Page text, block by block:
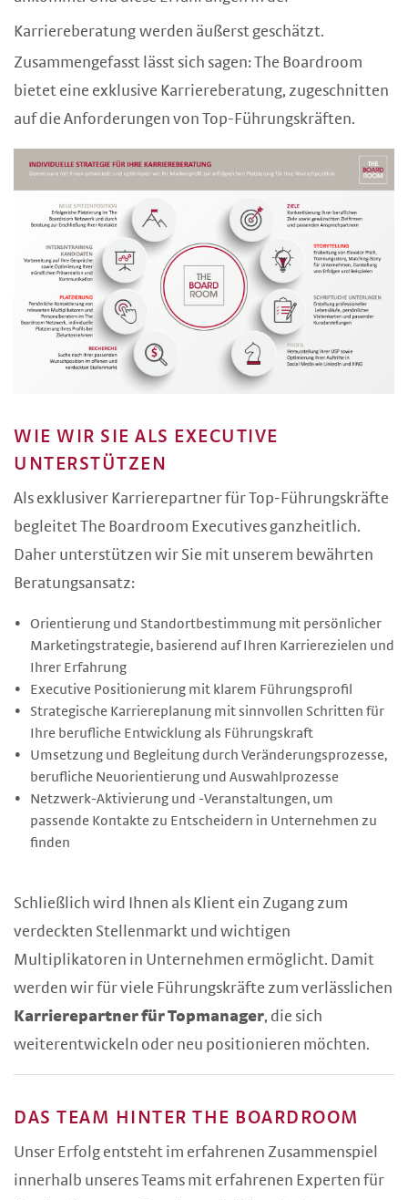
Karriereberatung werden äußerst geschätzt.
Zusammengefasst lässt sich sagen: The Boardroom
bietet eine exklusive Karriereberatung, zugeschnitten
auf die Anforderungen von Top-Führungskräften.
WIE WIR SIE ALS EXECUTIVE
UNTERSTÜTZEN
Als exklusiver Karrierepartner für Top-Führungskräfte
begleitet The Boardroom Executives ganzheitlich.
Daher unterstützen wir Sie mit unserem bewährten
Beratungsansatz:
Orientierung und Standortbestimmung mit persönlicher
Marketingstrategie, basierend auf Ihren Karrierezielen und
Ihrer Erfahrung
Executive Positionierung mit klarem Führungsprofil
Strategische Karriereplanung mit sinnvollen Schritten für
Ihre berufliche Entwicklung als Führungskraft
Umsetzung und Begleitung durch Veränderungsprozesse,
berufliche Neuorientierung und Auswahlprozesse
Netzwerk-Aktivierung und -Veranstaltungen, um
passende Kontakte zu Entscheidern in Unternehmen zu
finden
Schließlich wird Ihnen als Klient ein Zugang zum
verdeckten Stellenmarkt und wichtigen
Multiplikatoren in Unternehmen ermöglicht. Damit
werden wir für viele Führungskräfte zum verlässlichen
Karrierepartner für Topmanager, die sich
weiterentwickeln oder neu positionieren möchten.
DAS TEAM HINTER THE BOARDROOM
Unser Erfolg entsteht im erfahrenen Zusammenspiel
innerhalb unseres Teams mit erfahrenen Experten für